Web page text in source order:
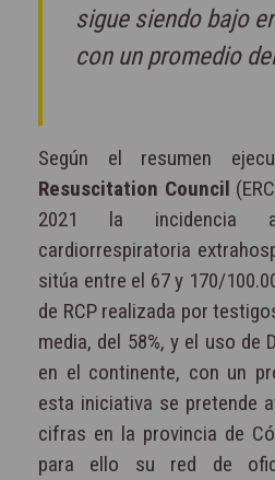
sigue siendo bajo
con un promedio
Según el resumen
Resuscitation Council
2021 la incidencia
cardiorrespiratoria
sitúa entre el 67 y 170/
de RCP realizada por
media, del 58%, y el uso de
en el continente, con un
esta iniciativa se pretende
cifras en la provincia de
para ello su red de